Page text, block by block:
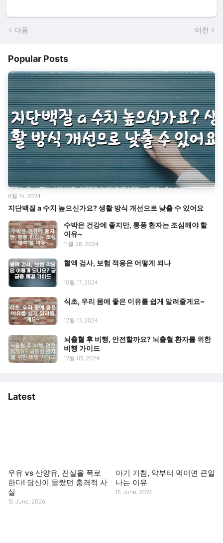
다음 이전
Popular Posts
지단백질 a 수치 높으신가요? 생활 방식 개선으로 낮출 수 있어요
8월 14, 2024
수박은 건강에 좋지만, 통풍 환자는 조심해야 할
이유~
11월 28, 2024
혈액 검사, 보험 적용은 어떻게 되나
10월 17, 2024
식초, 우리 몸에 좋은 이유를 쉽게 알려줄게요~
12월 13, 2024
뇌출혈 후 비행, 안전할까요? 뇌출혈 환자를 위한
비행 가이드
12월 03, 2024
Latest
우유 vs 산양유, 진실을 폭로
한다! 당신이 몰랐던 충격적 사
실
15 June, 2026
아기 기침, 약부터 먹이면 큰일
나는 이유
15 June, 2026